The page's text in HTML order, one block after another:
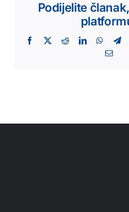
Podijelite
Facebook
X RedditLinkedIn
Email